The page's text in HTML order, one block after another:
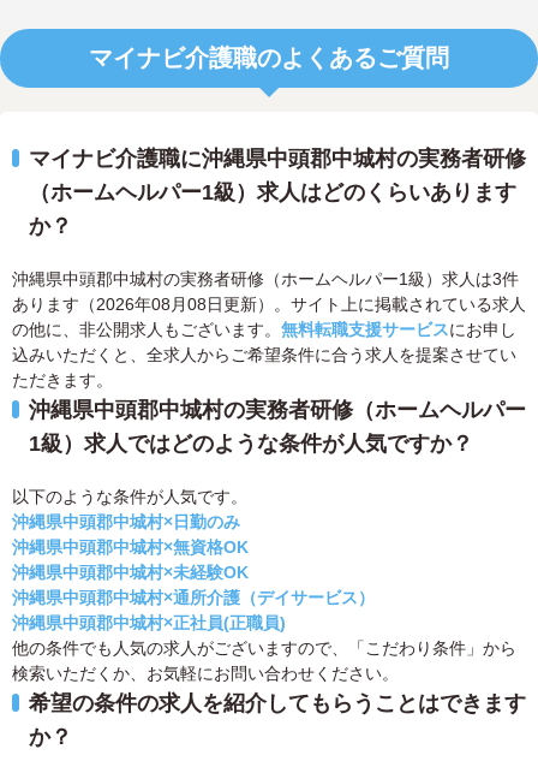
マイナビ介護職のよくあるご質問
マイナビ介護職に沖縄県中頭郡中城村の実務者研修
（ホームヘルパー1級）求人はどのくらいあります
か？
沖縄県中頭郡中城村の実務者研修（ホームヘルパー1級）求人は3件
あります（2026年08月08日更新）。サイト上に掲載されている求人
の他に、非公開求人もございます。 無料転職支援サービスにお申し
込みいただくと、全求人からご希望条件に合う求人を提案させてい
ただきます。
沖縄県中頭郡中城村の実務者研修（ホームヘルパー
1級）求人ではどのような条件が人気ですか？
以下のような条件が人気です。
沖縄県中頭郡中城村×日勤のみ
沖縄県中頭郡中城村×無資格OK
沖縄県中頭郡中城村×未経験OK
沖縄県中頭郡中城村×通所介護（デイサービス）
沖縄県中頭郡中城村×正社員(正職員)
他の条件でも人気の求人がございますので、「こだわり条件」から
検索いただくか、お気軽にお問い合わせください。
希望の条件の求人を紹介してもらうことはできます
か？